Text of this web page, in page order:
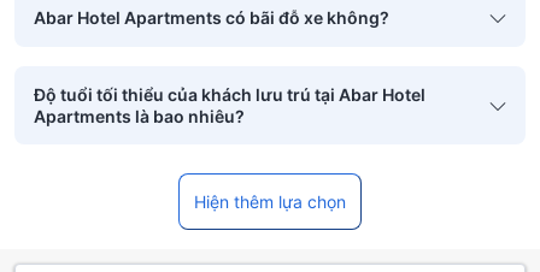
Abar Hotel Apartments có bãi đỗ xe không?
Độ tuổi tối thiểu của khách lưu trú tại Abar Hotel
Apartments là bao nhiêu?
Hiện thêm lựa chọn